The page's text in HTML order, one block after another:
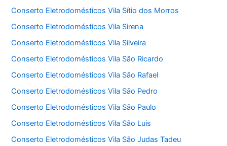
Conserto Eletrodomésticos Vila Sítio dos Morros
Conserto Eletrodomésticos Vila Sirena
Conserto Eletrodomésticos Vila Silveira
Conserto Eletrodomésticos Vila São Ricardo
Conserto Eletrodomésticos Vila São Rafael
Conserto Eletrodomésticos Vila São Pedro
Conserto Eletrodomésticos Vila São Paulo
Conserto Eletrodomésticos Vila São Luis
Conserto Eletrodomésticos Vila São Judas Tadeu